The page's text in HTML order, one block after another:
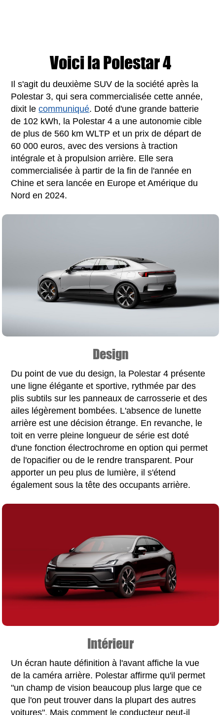
Voici la Polestar 4
Il s'agit du deuxième SUV de la société après la
Polestar 3, qui sera commercialisée cette année,
dixit lecommuniqué. Doté d'une grande batterie
de 102 kWh, la Polestar 4 a une autonomie cible
de plus de 560 km WLTP et un prix de départ de
60 000 euros, avec des versions à traction
intégrale et à propulsion arrière. Elle sera
commercialisée à partir de la fin de l'année en
Chine et sera lancée en Europe et Amérique du
Nord en 2024.
Design
Du point de vue du design, la Polestar 4 présente
une ligne élégante et sportive, rythmée par des
plis subtils sur les panneaux de carrosserie et des
ailes légèrement bombées. L'absence de lunette
arrière est une décision étrange. En revanche, le
toit en verre pleine longueur de série est doté
d'une fonction électrochrome en option qui permet
de l'opacifier ou de le rendre transparent. Pour
apporter un peu plus de lumière, il s'étend
également sous la tête des occupants arrière.
Intérieur
Un écran haute définition à l'avant affiche la vue
de la caméra arrière. Polestar affirme qu'il permet
"un champ de vision beaucoup plus large que ce
que l'on peut trouver dans la plupart des autres
voitures". Mais comment le conducteur peut-il